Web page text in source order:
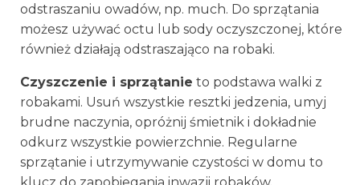
odstraszaniu owadów, np. much. Do sprzątania
możesz używać octu lub sody oczyszczonej, które
również działają odstraszająco na robaki.
Czyszczenie i sprzątanie to podstawa walki z
robakami. Usuń wszystkie resztki jedzenia, umyj
brudne naczynia, opróżnij śmietnik i dokładnie
odkurz wszystkie powierzchnie. Regularne
sprzątanie i utrzymywanie czystości w domu to